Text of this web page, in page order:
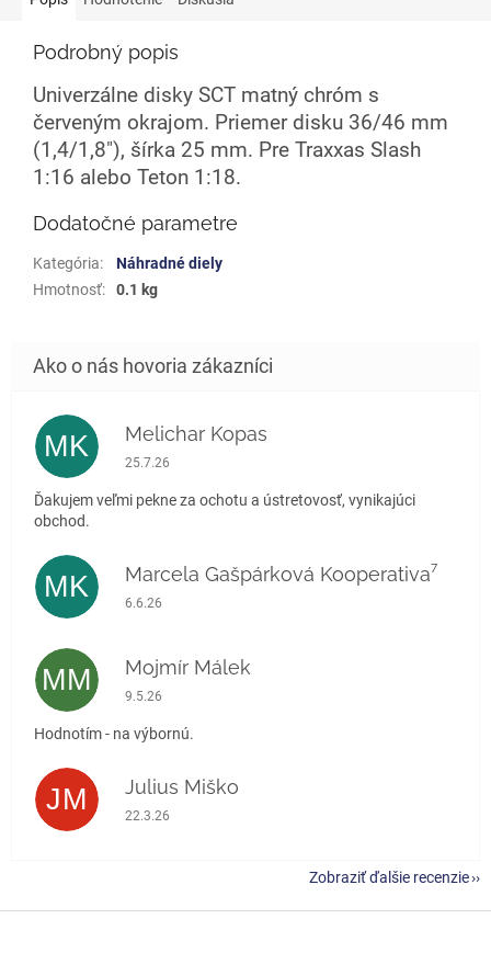
Podrobný popis
Univerzálne disky SCT matný chróm s
červeným okrajom. Priemer disku 36/46 mm
(1,4/1,8"), šírka 25 mm. Pre Traxxas Slash
1:16 alebo Teton 1:18.
Dodatočné parametre
Kategória:
Náhradné diely
Hmotnosť: 0.1 kg
MK Melichar Kopas
Hodnotenie obchodu je 5 z 5 hviezdičiek.
25.7.26
Ďakujem veľmi pekne za ochotu a ústretovosť, vynikajúci
obchod.
MK Marcela Gašpárková Kooperativa⁷
Hodnotenie obchodu je 5 z 5 hviezdičiek.
6.6.26
MM Mojmír Málek
Hodnotenie obchodu je 5 z 5 hviezdičiek.
9.5.26
Hodnotím - na výbornú.
JM Julius Miško
Hodnotenie obchodu je 5 z 5 hviezdičiek.
22.3.26
Zobraziť ďalšie recenzie